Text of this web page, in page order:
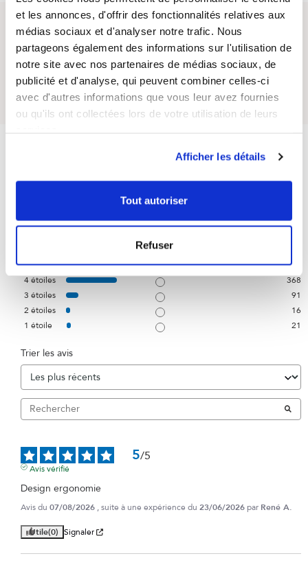
et les annonces, d'offrir des fonctionnalités relatives aux
médias sociaux et d'analyser notre trafic. Nous
partageons également des informations sur l'utilisation de
notre site avec nos partenaires de médias sociaux, de
publicité et d'analyse, qui peuvent combiner celles-ci
avec d'autres informations que vous leur avez fournies
ou qu'ils ont collectées lors de votre utilisation de leurs
Afficher les détails
Tout autoriser
Refuser
Questions / Answers
Posez votre question sur ce produit
contrôle
5étoiles
1043
4étoiles
368
3 étoiles
91
2 étoiles
16
1 étoile 21
Trier les avis
5/5
Avis vérifié
Design ergonomie
Avis du 07/08/2026 , suite à une expérience du 23/06/2026 par René A.
Utile(0) Signaler